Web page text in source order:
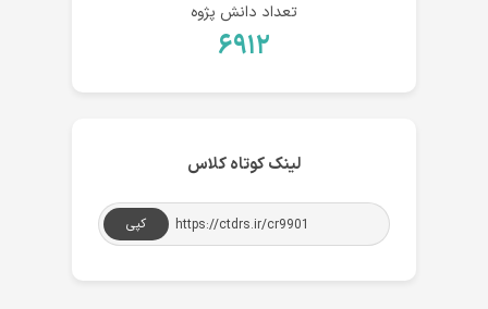
تعداد دانش پژوه
۶۹۱۲
لینک کوتاه کلاس
کپی